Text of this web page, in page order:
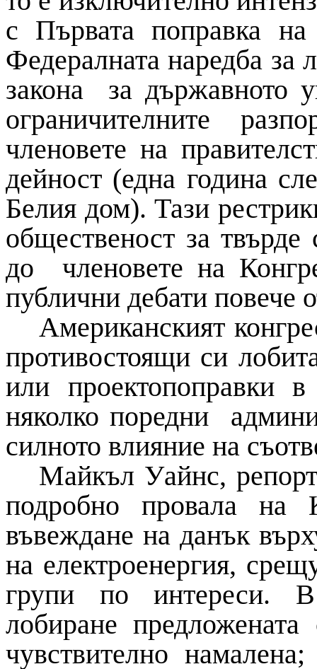
с Първата поправка на
Федералната наредба за
закона за държавното
ограничителните
членовете на
дейност (една година
Белия дом). Тази
общественост за
до членовете на
публични дебати повече
Американският
противостоящи си
или проектопоправки
няколко поредни
силното влияние на
Майкъл Уайнс,
подробно провала на
въвеждане на данък
на електроенергия,
групи по интереси. В
лобиране
чувствително